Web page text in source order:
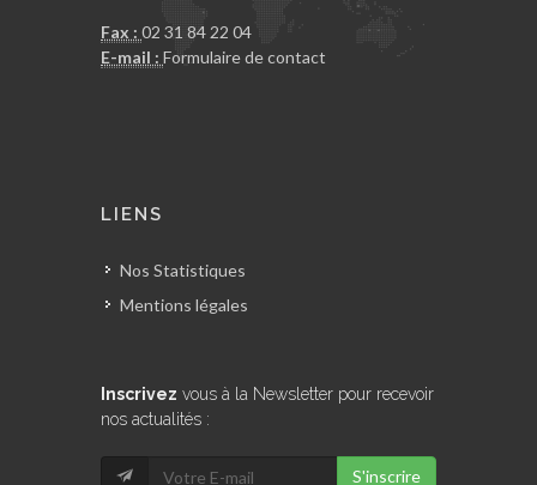
Fax : 02 31 84 22 04
E-mail : Formulaire de contact
LIENS
Nos Statistiques
Mentions légales
Inscrivez vous à la Newsletter pour recevoir
nos actualités :
S'inscrire